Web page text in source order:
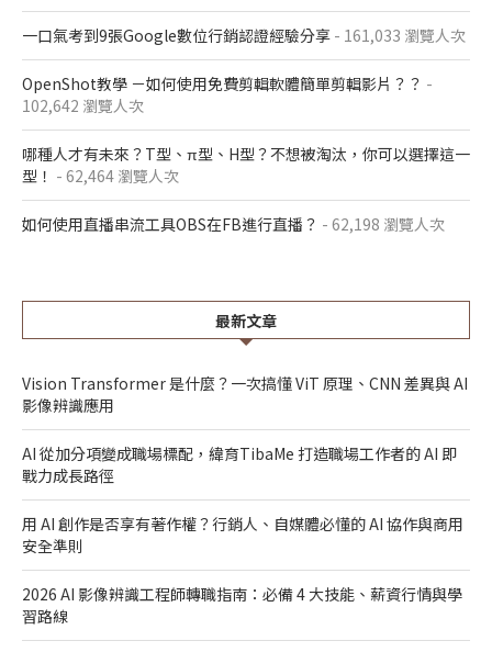
一口氣考到9張Google數位行銷認證經驗分享 - 161,033 瀏覽人次
OpenShot教學 －如何使用免費剪輯軟體簡單剪輯影片？？ -
102,642 瀏覽人次
哪種人才有未來？T型、π型、H型？不想被淘汰，你可以選擇這一
型！ - 62,464 瀏覽人次
如何使用直播串流工具OBS在FB進行直播？ - 62,198 瀏覽人次
最新文章
Vision Transformer 是什麼？一次搞懂 ViT 原理、CNN 差異與 AI
影像辨識應用
AI 從加分項變成職場標配，緯育TibaMe 打造職場工作者的 AI 即
戰力成長路徑
用 AI 創作是否享有著作權？行銷人、自媒體必懂的 AI 協作與商用
安全準則
2026 AI 影像辨識工程師轉職指南：必備 4 大技能、薪資行情與學
習路線